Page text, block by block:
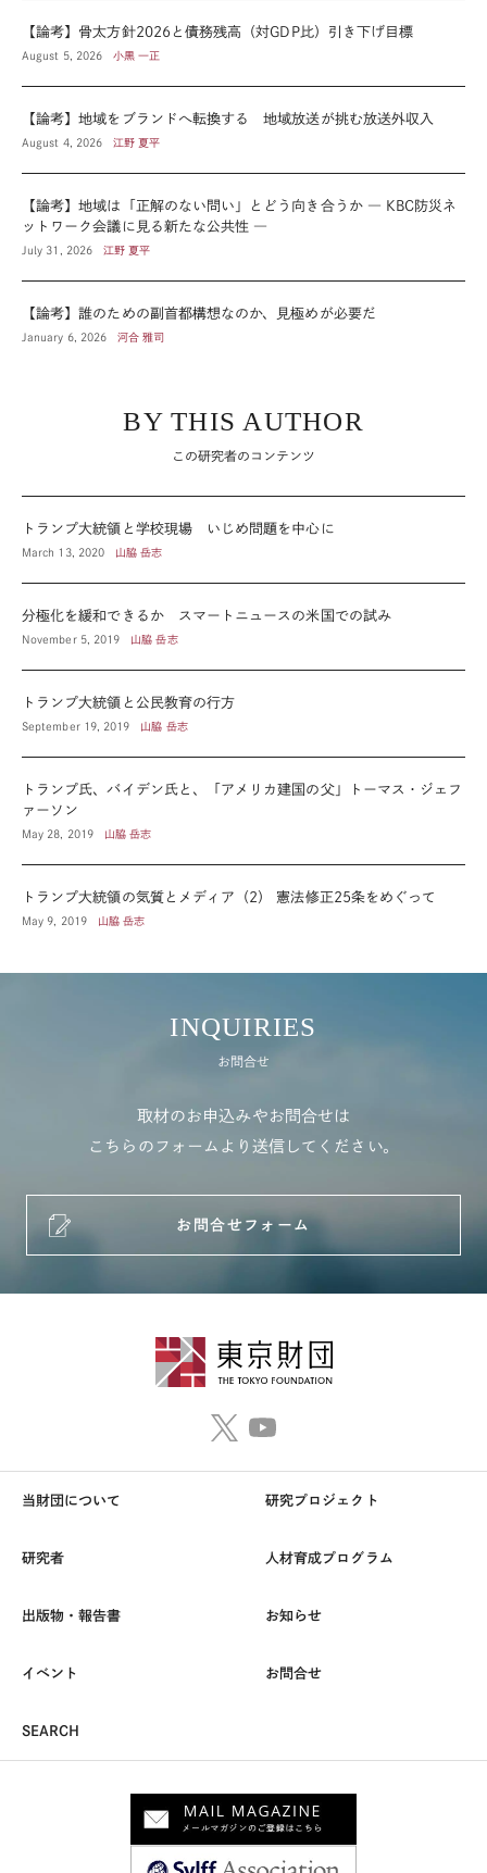
【論考】骨太方針2026と債務残高（対GDP比）引き下げ目標
August 5, 2026 小黒 一正
【論考】地域をブランドへ転換する 地域放送が挑む放送外収入
August 4, 2026 江野 夏平
【論考】地域は「正解のない問い」とどう向き合うか ― KBC防災ネ
ットワーク会議に見る新たな公共性 ―
July 31, 2026 江野 夏平
【論考】誰のための副首都構想なのか、見極めが必要だ
January 6, 2026 河合 雅司
BY THIS AUTHOR
この研究者のコンテンツ
トランプ大統領と学校現場 いじめ問題を中心に
March 13, 2020 山脇 岳志
分極化を緩和できるか スマートニュースの米国での試み
November 5, 2019 山脇 岳志
トランプ大統領と公民教育の行方
September 19, 2019 山脇 岳志
トランプ氏、バイデン氏と、「アメリカ建国の父」トーマス・ジェフ
ァーソン
May 28, 2019 山脇 岳志
トランプ大統領の気質とメディア（2） 憲法修正25条をめぐって
May 9, 2019 山脇 岳志
INQUIRIES
お問合せ
取材のお申込みやお問合せは
こちらのフォームより送信してください。
お問合せフォーム
当財団について 研究プロジェクト
研究者 人材育成プログラム
出版物・報告書 お知らせ
イベント お問合せ
SEARCH